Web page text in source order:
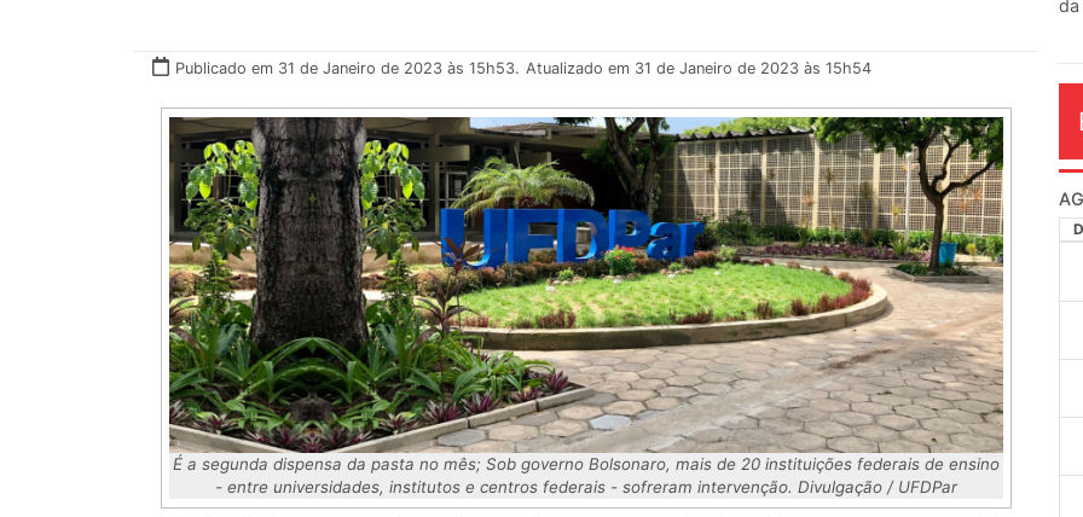
Publicado em 31 de Janeiro de 2023 às 15h53. Atualizado em 31 de Janeiro de 2023 às 15h54
É a segunda dispensa da pasta no mês; Sob governo Bolsonaro, mais de 20 instituições federais de ensino
- entre universidades, institutos e centros federais - sofreram intervenção. Divulgação / UFDPar